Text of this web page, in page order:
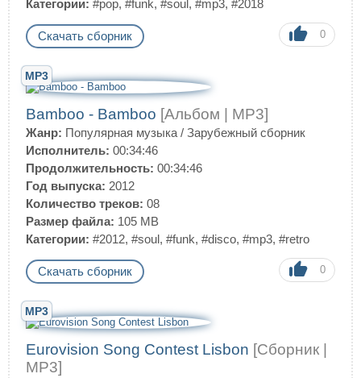
Категории: #pop, #funk, #soul , #mp3, #2018
Скачать сборник 0
MP3
Bamboo - Bamboo [Альбом | MP3]
Жанр: Популярная музыка / Зарубежный сборник
Исполнитель: 00:34:46
Продолжительность: 00:34:46
Год выпуска: 2012
Количество треков: 08
Размер файла: 105 MB
Категории: #2012, #soul, #funk, #disco, #mp3, #retro
Скачать сборник 0
MP3
Eurovision Song Contest Lisbon [Сборник |
MP3]